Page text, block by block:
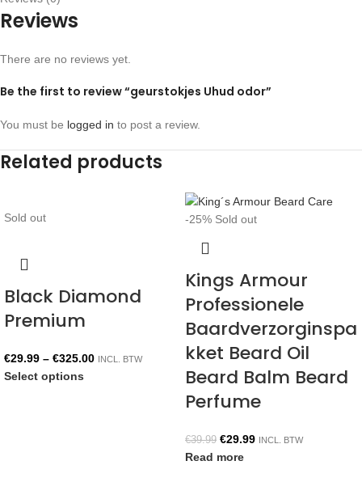
Reviews
There are no reviews yet.
Be the first to review “geurstokjes Uhud odor”
You must be logged in to post a review.
Related products
Sold out
Black Diamond
Premium
€29.99 – €325.00 INCL. BTW
Select options
-25% Sold out
Kings Armour
Professionele
Baardverzorginspa
kket Beard Oil
Beard Balm Beard
Perfume
€39.99 €29.99 INCL. BTW
Read more